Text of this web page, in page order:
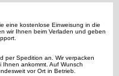
eine kostenlose Einweisung in die
wir Ihnen beim Verladen und geben
per Spedition an. Wir verpacken
ankommt. Auf Wunsch
vor Ort in Betrieb.